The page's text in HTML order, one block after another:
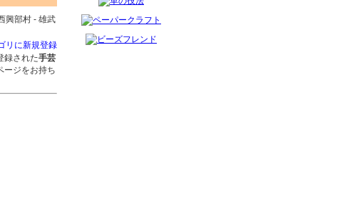
興部村 - 雄武
リに新規登録
録された手芸
ージをお持ち